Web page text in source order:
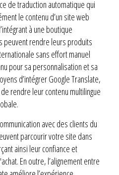
de traduction automatique qui
le contenu d’un site web
à une boutique
peuvent rendre leurs produits
sans effort manuel
pour sa personnalisation et sa
d’intégrer Google Translate,
rendre leur contenu multilingue
avec des clients du
parcourir votre site dans
ainsi leur confiance et
En outre, l’alignement entre